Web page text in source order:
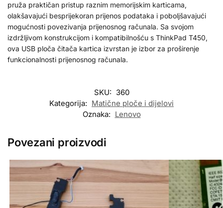
pruža praktičan pristup raznim memorijskim karticama,
olakšavajući besprijekoran prijenos podataka i poboljšavajući
mogućnosti povezivanja prijenosnog računala. Sa svojom
izdržljivom konstrukcijom i kompatibilnošću s ThinkPad T450,
ova USB ploča čitača kartica izvrstan je izbor za proširenje
funkcionalnosti prijenosnog računala.
SKU: 360
Kategorija: Matične ploče i dijelovi
Oznaka: Lenovo
Povezani proizvodi